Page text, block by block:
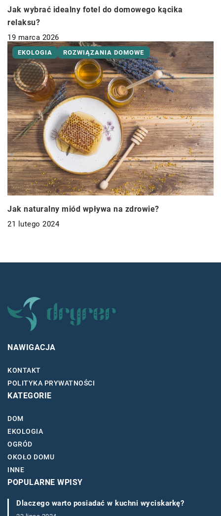
Jak wybrać idealny fotel do domowego kącika
relaksu?
19 marca 2026
EKOLOGIA ROZWIĄZANIA DOMOWE
Jak naturalny miód wpływa na zdrowie?
21 lutego 2024
NAWIGACJA
KONTAKT
POLITYKA PRYWATNOŚCI
KATEGORIE
DOM
EKOLOGIA
OGRÓD
OKOŁO DOMU
INNE
POPULARNE WPISY
Dlaczego warto posiadać w kuchni wyciskarkę?